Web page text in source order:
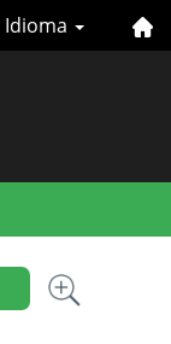
Idioma